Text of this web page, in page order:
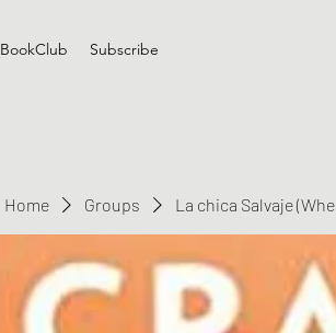
BookClub Subscribe
Home Groups La chica Salvaje